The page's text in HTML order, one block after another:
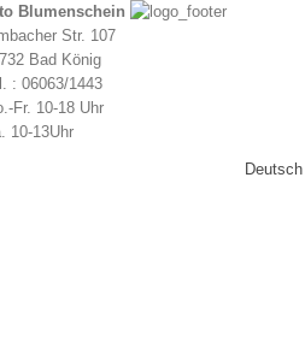
Blumenschein
Str. 107
Bad König
: 06063/1443
Fr. 10-18 Uhr
10-13Uhr
Deutsch